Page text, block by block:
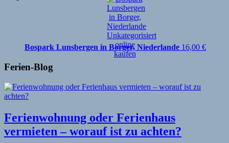
Bospark Lunsbergen in Borger, Niederlande 16,00 €
Ferien-Blog
Ferienwohnung oder Ferienhaus
vermieten – worauf ist zu achten?